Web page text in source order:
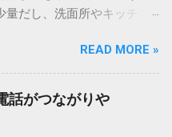
だし、洗面所やキッチン
原因となります。 墨汁は、
く異なります。そのまま排
く、ご自宅の排水設備を
険です。この記事では、
処分するための手順と、
READ MORE »
話がつながりや